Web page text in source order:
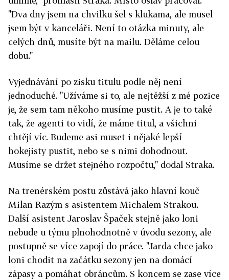
"Dva dny jsem na chvilku šel s klukama, ale musel
jsem být v kanceláři. Není to otázka minuty, ale
celých dnů, musíte být na mailu. Děláme celou
dobu."
Vyjednávání po zisku titulu podle něj není
jednoduché. "Užíváme si to, ale nejtěžší z mé pozice
je, že sem tam někoho musíme pustit. A je to také
tak, že agenti to vidí, že máme titul, a všichni
chtějí víc. Budeme asi muset i nějaké lepší
hokejisty pustit, nebo se s nimi dohodnout.
Musíme se držet stejného rozpočtu," dodal Straka.
Na trenérském postu zůstává jako hlavní kouč
Milan Razým s asistentem Michalem Strakou.
Další asistent Jaroslav Špaček stejně jako loni
nebude u týmu plnohodnotně v úvodu sezony, ale
postupně se více zapojí do práce. "Jarda chce jako
loni chodit na začátku sezony jen na domácí
zápasy a pomáhat obráncům. S koncem se zase více